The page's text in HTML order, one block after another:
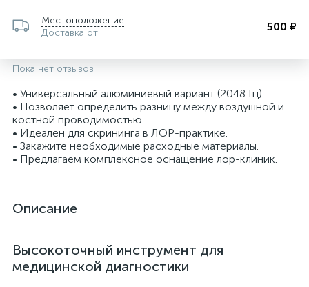
Местоположение
Доставка от
500 ₽
Пока нет отзывов
• Универсальный алюминиевый вариант (2048 Гц).
• Позволяет определить разницу между воздушной и
костной проводимостью.
• Идеален для скрининга в ЛОР-практике.
• Закажите необходимые расходные материалы.
• Предлагаем комплексное оснащение лор-клиник.
Описание
Высокоточный инструмент для
медицинской диагностики